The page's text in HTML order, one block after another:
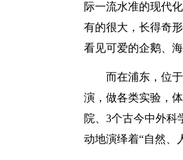
际一流水准的现代
有的很大，长得奇
看见可爱的企鹅、
而在浦东，位
演，做各类实验，
院、3个古今中外科
动地演绎着“自然、